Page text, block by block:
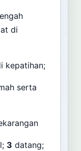
di
kepatihan;
serta
3 datang;